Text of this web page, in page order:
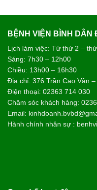
BỆNH VIỆN BÌNH DÂN
Lịch làm việc: Từ thứ 2 –
Sáng: 7h30 – 12h00
Chiều: 13h00 – 16h30
Địa chỉ: 376 Trần Cao Vân
Điện thoại: 02363 714 030
Chăm sóc khách hàng:
Email:
Hành chính nhân sự :